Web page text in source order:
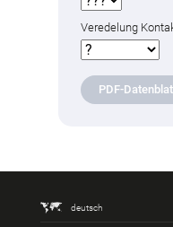
Veredelung
PDF-
deutsch